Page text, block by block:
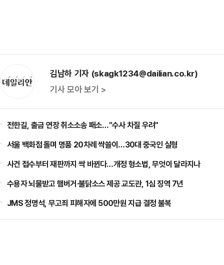
김남하 기자 (skagk1234@dailian.co.kr)
기사 모아 보기 >
전한길, 출금 연장 취소소송 패소…"수사 차질 우려"
서울 백화점 돌며 명품 20차례 싹쓸이…30대 중국인 실형
사건 접수부터 재판까지 싹 바뀐다…개정 형소법, 무엇이 달라지나
수용자 뇌물받고 햄버거·불닭소스 제공 교도관, 1심 징역 7년
JMS 정명석, 무고죄 피해자에 500만원 지급 결정 불복